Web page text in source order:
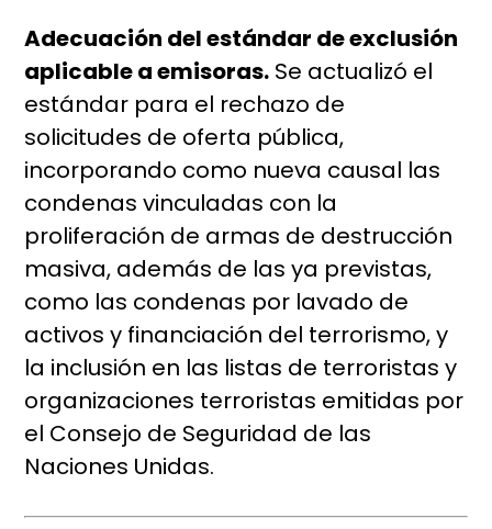
Adecuación del estándar de exclusión
aplicable a emisoras. Se actualizó el
estándar para el rechazo de
solicitudes de oferta pública,
incorporando como nueva causal las
condenas vinculadas con la
proliferación de armas de destrucción
masiva, además de las ya previstas,
como las condenas por lavado de
activos y financiación del terrorismo, y
la inclusión en las listas de terroristas y
organizaciones terroristas emitidas por
el Consejo de Seguridad de las
Naciones Unidas.